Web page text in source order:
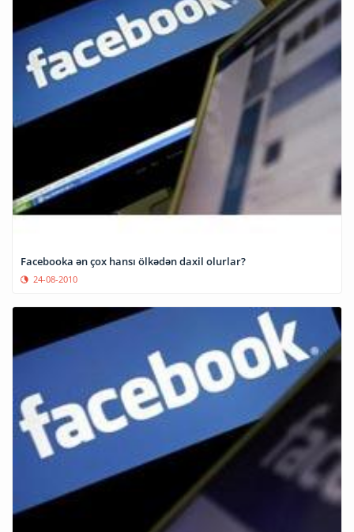
Facebooka ən çox hansı ölkədən daxil olurlar?
24-08-2010